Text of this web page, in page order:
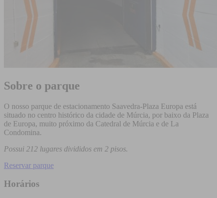
Sobre o parque
O nosso parque de estacionamento Saavedra-Plaza Europa está
situado no centro histórico da cidade de Múrcia, por baixo da Plaza
de Europa, muito próximo da Catedral de Múrcia e de La
Condomina.
Possui 212 lugares divididos em 2 pisos.
Reservar parque
Horários